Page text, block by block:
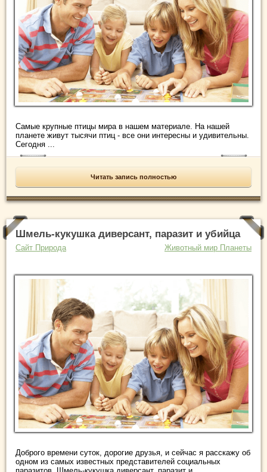
Самые крупные птицы мира в нашем материале. На нашей
планете живут тысячи птиц - все они интересны и удивительны.
Сегодня ...
Читать запись полностью
Шмель-кукушка диверсант, паразит и убийца
Сайт Природа Животный мир Планеты
Доброго времени суток, дорогие друзья, и сейчас я расскажу об
одном из самых известных представителей социальных